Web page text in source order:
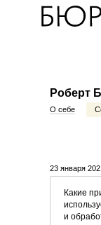
Роберт
О себе
23 января
Какие
и